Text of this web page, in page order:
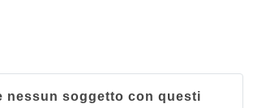
nessun soggetto con questi